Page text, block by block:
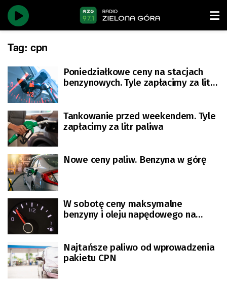
Tag: cpn
Poniedziałkowe ceny na stacjach
benzynowych. Tyle zapłacimy za litr
Tankowanie przed weekendem. Tyle
zapłacimy za litr paliwa
Nowe ceny paliw. Benzyna w górę
W sobotę ceny maksymalne
benzyny i oleju napędowego na
Najtańsze paliwo od wprowadzenia
pakietu CPN